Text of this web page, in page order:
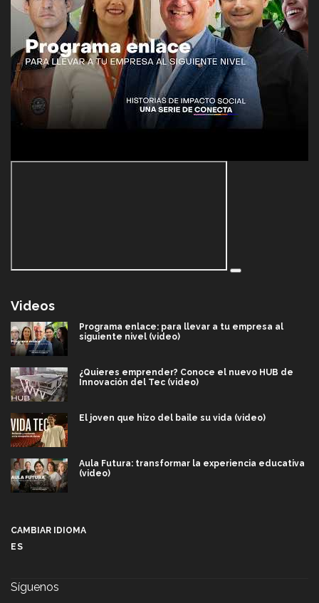
Videos
Programa enlace: para llevar a tu empresa al
siguiente nivel (video)
¿Quieres emprender? Conoce el nuevo HUB de
Innovación del Tec (video)
El joven que hizo del baile su vida (video)
Aula Futura: transformar la experiencia educativa
(video)
CAMBIAR IDIOMA
ES
Síguenos